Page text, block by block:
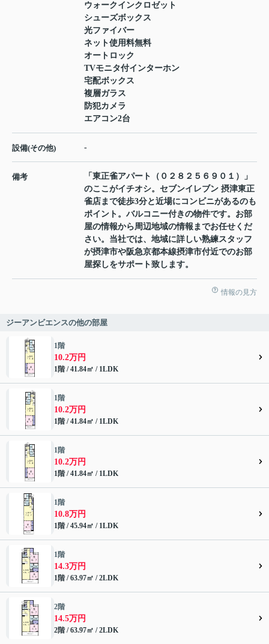
ウォークインクロゼット
シューズボックス
光ファイバー
ネット使用料無料
オートロック
TVモニタ付インターホン
宅配ボックス
複層ガラス
防犯カメラ
エアコン2台
設備(その他) -
備考
「東正雀アパート（０２８２５６９０１）」
のここがイチオシ。セブンイレブン 摂津東正
雀店まで徒歩3分と近場にコンビニがあるのも
ポイント。バルコニー付きの物件です。お部
屋の情報から周辺地域の情報までお任せくだ
さい。当社では、地域に詳しい熟練スタッフ
が摂津市や阪急京都本線摂津市付近でのお部
屋探しをサポート致します。
情報の見方
ジーアンビエンスの他の部屋
1階
10.2万円
1階 / 41.84㎡ / 1LDK
1階
10.2万円
1階 / 41.84㎡ / 1LDK
1階
10.2万円
1階 / 41.84㎡ / 1LDK
1階
10.8万円
1階 / 45.94㎡ / 1LDK
1階
14.3万円
1階 / 63.97㎡ / 2LDK
2階
14.5万円
2階 / 63.97㎡ / 2LDK